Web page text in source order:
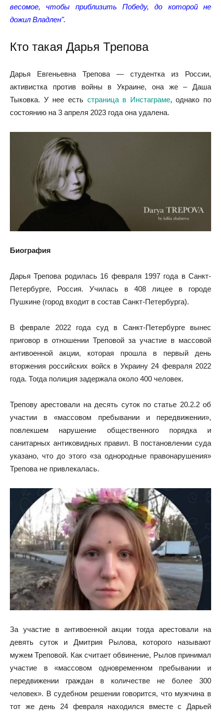
весомое, чтобы приблизить Победу, до которой не
дожил Владлен".
Кто такая Дарья Трепова
Дарья Евгеньевна Трепова — студентка из России,
активистка против войны в Украине, она же – Даша
Тыковка. У нее есть страница в Инстаграме, однако по
состоянию на 3 апреля 2023 года она удалена.
Биография
Дарья Трепова родилась 16 февраля 1997 года в Санкт-
Петербурге, Россия. Училась в 408 лицее в городе
Пушкине (город входит в состав Санкт-Петербурга).
В феврале 2022 года суд в Санкт-Петербурге вынес
приговор в отношении Треповой за участие в массовой
антивоенной акции, которая прошла в первый день
вторжения российских войск в Украину 24 февраля 2022
года. Тогда полиция задержала около 400 человек.
Трепову арестовали на десять суток по статье 20.2.2 об
участии в «массовом пребывании и передвижении»,
повлекшем нарушение общественного порядка и
санитарных антиковидных правил. В постановлении суда
указано, что до этого «за однородные правонарушения»
Трепова не привлекалась.
За участие в антивоенной акции тогда арестовали на
девять суток и Дмитрия Рылова, которого называют
мужем Треповой. Как считает обвинение, Рылов принимал
участие в «массовом одновременном пребывании и
передвижении граждан в количестве не более 300
человек». В судебном решении говорится, что мужчина в
тот же день 24 февраля находился вместе с Дарьей